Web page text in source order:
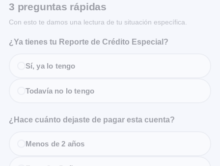
3 preguntas rápidas
Con esto te damos una lectura de tu situación específica.
¿Ya tienes tu Reporte de Crédito Especial?
Sí, ya lo tengo
Todavía no lo tengo
¿Hace cuánto dejaste de pagar esta cuenta?
Menos de 2 años